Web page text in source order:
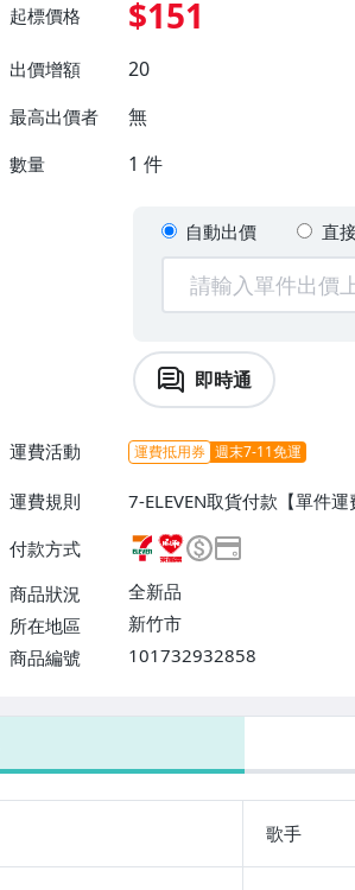
起標價格 $151
出價增額 20
最高出價者 無
數量 1 件
自動出價 直
即時通
運費活動 運費抵用券 週末7-11免運
運費規則
7-ELEVEN取貨付款【單件
爾富取貨付款【單件運費
運費$60、滿8件或消費滿
付款方式
商品狀況
全新品
所在地區
新竹市
商品編號
101732932858
7-ELEVEN 運費只要38元
歌手